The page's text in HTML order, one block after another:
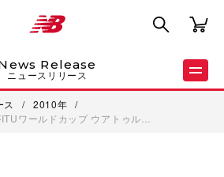
News Release
ニュースリリース
ス / 2010年
/
ワールドカップ ウアトゥル…